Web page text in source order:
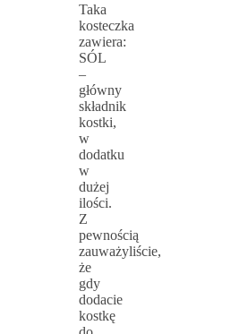
Taka
kosteczka
zawiera:
SÓL
–
główny
składnik
kostki,
w
dodatku
w
dużej
ilości.
Z
pewnością
zauważyliście,
że
gdy
dodacie
kostkę